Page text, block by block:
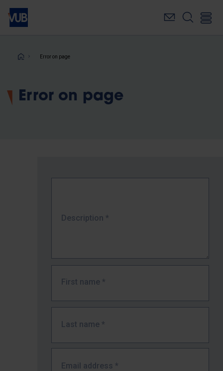
Skip
main
Breadcrumb
Error on page
Error on page
Description *
First name *
Last name *
Email address *